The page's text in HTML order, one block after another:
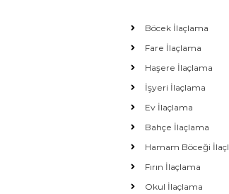
Böcek İlaçlama
Fare İlaçlama
Haşere İlaçlama
İşyeri İlaçlama
Ev İlaçlama
Bahçe İlaçlama
Hamam Böceği
Fırın İlaçlama
Okul İlaçlama